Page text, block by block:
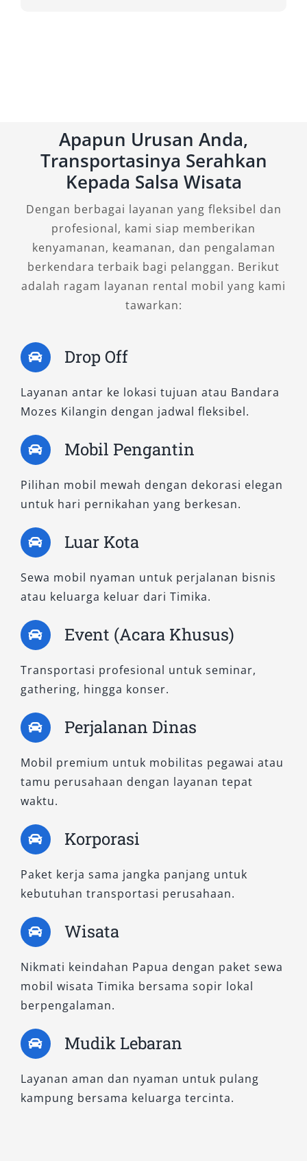
Apapun Urusan Anda,
Transportasinya Serahkan
Kepada Salsa Wisata
Dengan berbagai layanan yang fleksibel dan
profesional, kami siap memberikan
kenyamanan, keamanan, dan pengalaman
berkendara terbaik bagi pelanggan. Berikut
adalah ragam layanan rental mobil yang kami
tawarkan:
Drop Off
Layanan antar ke lokasi tujuan atau Bandara
Mozes Kilangin dengan jadwal fleksibel.
Mobil Pengantin
Pilihan mobil mewah dengan dekorasi elegan
untuk hari pernikahan yang berkesan.
Luar Kota
Sewa mobil nyaman untuk perjalanan bisnis
atau keluarga keluar dari Timika.
Event (Acara Khusus)
Transportasi profesional untuk seminar,
gathering, hingga konser.
Perjalanan Dinas
Mobil premium untuk mobilitas pegawai atau
tamu perusahaan dengan layanan tepat
waktu.
Korporasi
Paket kerja sama jangka panjang untuk
kebutuhan transportasi perusahaan.
Wisata
Nikmati keindahan Papua dengan paket sewa
mobil wisata Timika bersama sopir lokal
berpengalaman.
Mudik Lebaran
Layanan aman dan nyaman untuk pulang
kampung bersama keluarga tercinta.